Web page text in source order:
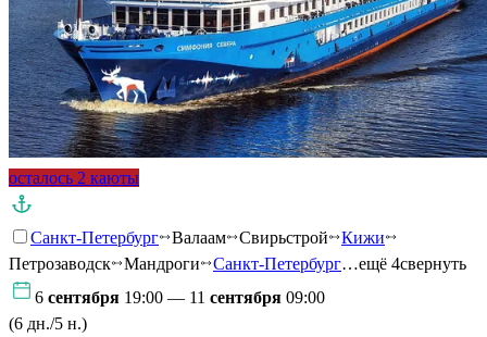
осталось 2 каюты
Санкт-Петербург Валаам Свирьстрой
Кижи
Петрозаводск
Мандроги Санкт-Петербург…ещё 4свернуть
6 сентября 19:00 — 11 сентября 09:00
(6 дн./5 н.)